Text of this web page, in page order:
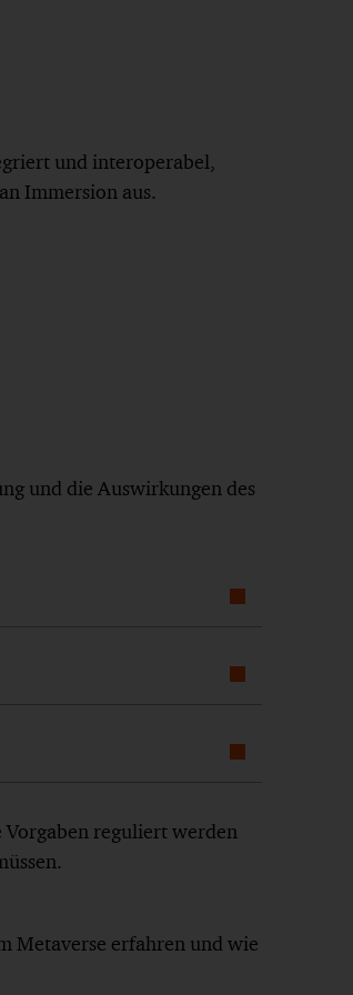
und interoperabel,
Immersion aus.
und die Auswirkungen des
Vorgaben reguliert werden
Metaverse erfahren und wie